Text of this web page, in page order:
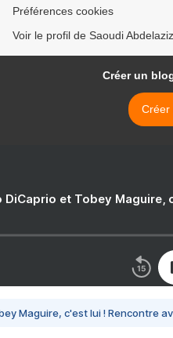
Préférences cookies
Voir le profil de Saoudi
Créer un
Créer
DiCaprio et Tobey
Maguire, c'est lui ! Rencontre